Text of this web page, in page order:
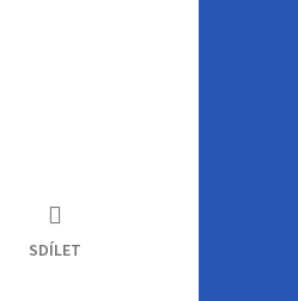
SDÍLET